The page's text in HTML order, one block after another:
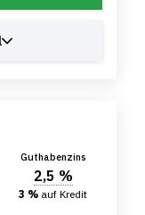
Guthabenzins
2,5 %
3 % auf Kredit